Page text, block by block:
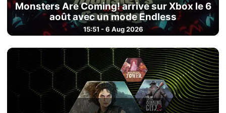
Monsters Are Coming! arrive sur Xbox le 6
août avec un mode Endless
15:51 - 6 Aug 2026